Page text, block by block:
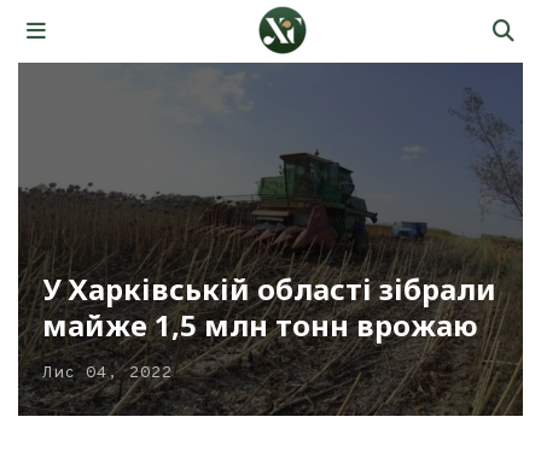
У Харківській області зібрали
майже 1,5 млн тонн врожаю
Лис 04, 2022